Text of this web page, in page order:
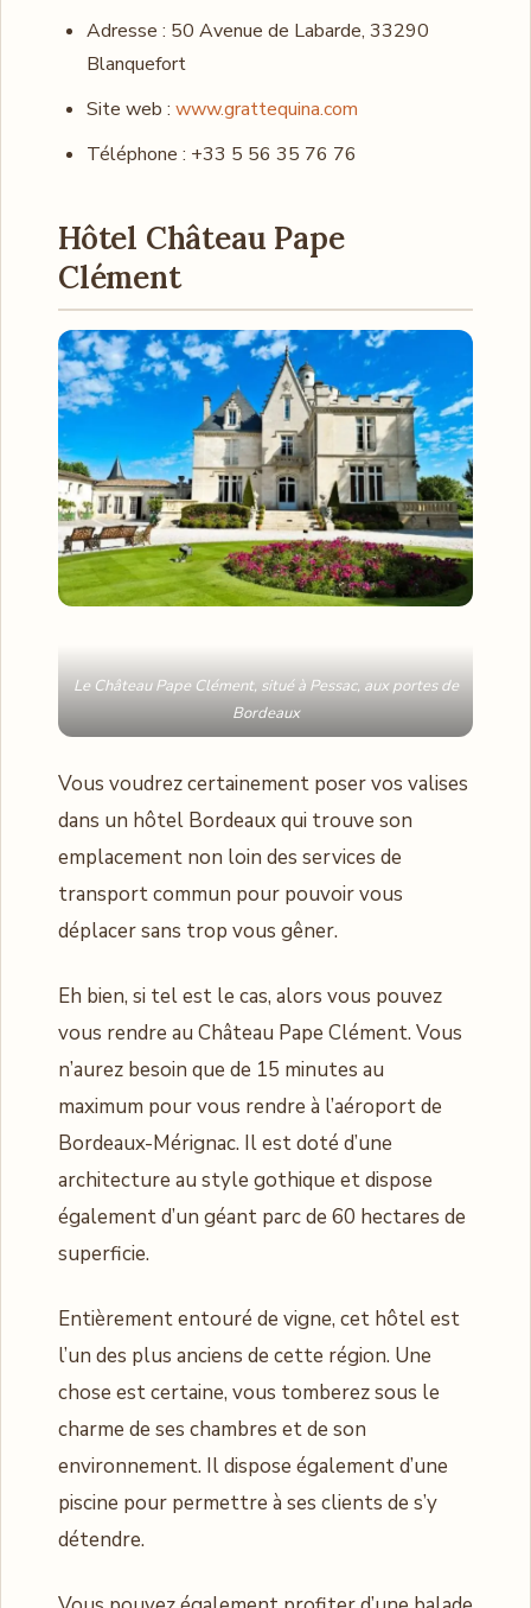
Adresse : 50 Avenue de Labarde, 33290
Blanquefort
Site web : www.grattequina.com
Téléphone : +33 5 56 35 76 76
Hôtel Château Pape
Clément
Le Château Pape Clément, situé à Pessac, aux portes de
Bordeaux
Vous voudrez certainement poser vos valises
dans un hôtel Bordeaux qui trouve son
emplacement non loin des services de
transport commun pour pouvoir vous
déplacer sans trop vous gêner.
Eh bien, si tel est le cas, alors vous pouvez
vous rendre au Château Pape Clément. Vous
n’aurez besoin que de 15 minutes au
maximum pour vous rendre à l’aéroport de
Bordeaux-Mérignac. Il est doté d’une
architecture au style gothique et dispose
également d’un géant parc de 60 hectares de
superficie.
Entièrement entouré de vigne, cet hôtel est
l’un des plus anciens de cette région. Une
chose est certaine, vous tomberez sous le
charme de ses chambres et de son
environnement. Il dispose également d’une
piscine pour permettre à ses clients de s’y
détendre.